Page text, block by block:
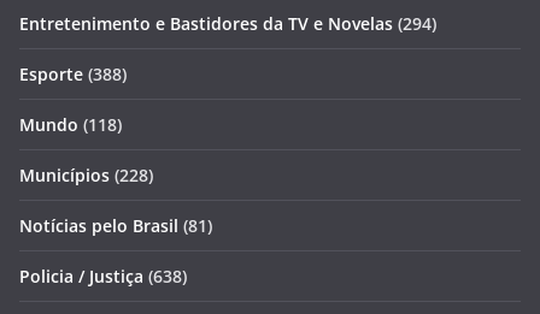
Entretenimento e Bastidores da TV e Novelas (294)
Esporte (388)
Mundo (118)
Municípios (228)
Notícias pelo Brasil (81)
Policia / Justiça (638)